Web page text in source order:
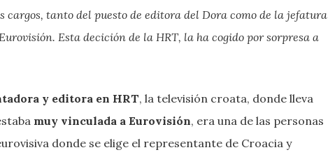
cargos, tanto del puesto de editora del Dora como de la jefatura
Esta decición de la HRT, la ha cogido por sorpresa a
y editora en HRT, la televisión croata, donde lleva
muy vinculada a Eurovisión, era una de las personas
donde se elige el representante de Croacia y